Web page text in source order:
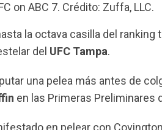
on ABC 7. Crédito: Zuffa, LLC.
la octava casilla del
del UFC Tampa.
una pelea más antes de
en las Primeras Preliminares
en pelear con